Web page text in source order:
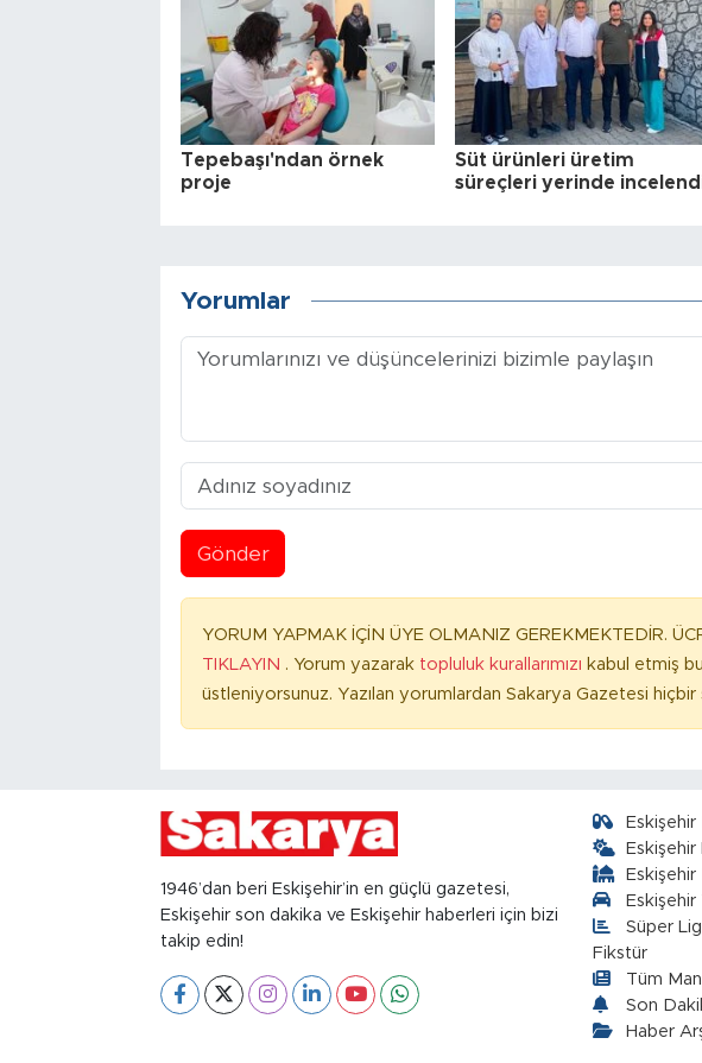
Tepebaşı'ndan örnek
proje
Süt ürünleri üretim
süreçleri yerinde
Yorumlar
Gönder
YORUM YAPMAK İÇİN ÜYE OLMANIZ GEREKMEKTEDİR.
TIKLAYIN . Yorum yazarak topluluk kurallarımızı kabul etmiş
üstleniyorsunuz. Yazılan yorumlardan Sakarya Gazetesi
1946’dan beri Eskişehir’in en güçlü gazetesi,
Eskişehir son dakika ve Eskişehir haberleri için bizi
takip edin!
Eskişehir
Eskişehir
Süper
Fikstür
Tüm
Son
Haber